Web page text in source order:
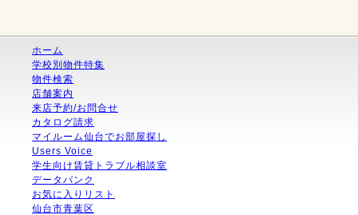
ホーム
学校別物件特集
物件検索
店舗案内
来店予約/お問合せ
カタログ請求
マイルーム仙台でお部屋探し
Users Voice
学生向け賃貸トラブル相談室
データバンク
お気に入りリスト
仙台市青葉区